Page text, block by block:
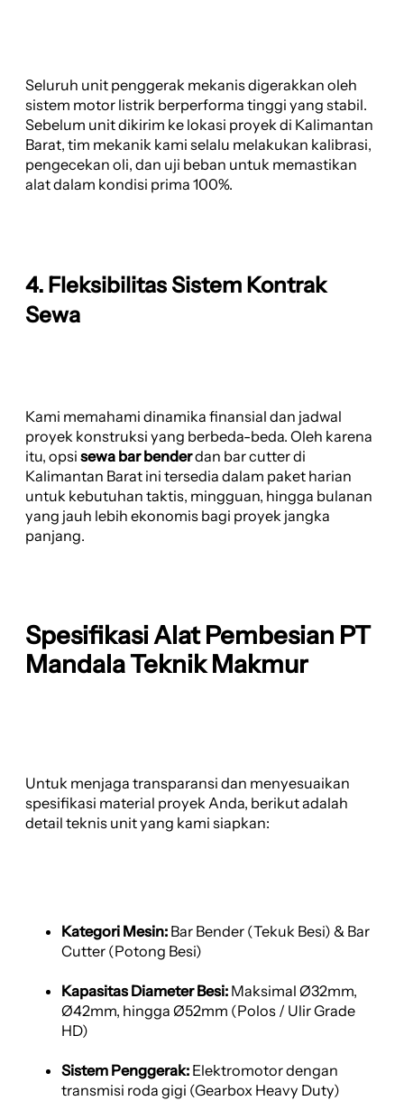
Seluruh unit penggerak mekanis digerakkan oleh
sistem motor listrik berperforma tinggi yang stabil.
Sebelum unit dikirim ke lokasi proyek di Kalimantan
Barat, tim mekanik kami selalu melakukan kalibrasi,
pengecekan oli, dan uji beban untuk memastikan
alat dalam kondisi prima 100%.
4. Fleksibilitas Sistem Kontrak
Sewa
Kami memahami dinamika finansial dan jadwal
proyek konstruksi yang berbeda-beda. Oleh karena
itu, opsi sewa bar benderdan bar cutter di
Kalimantan Barat ini tersedia dalam paket harian
untuk kebutuhan taktis, mingguan, hingga bulanan
yang jauh lebih ekonomis bagi proyek jangka
panjang.
Spesifikasi Alat Pembesian PT
Mandala Teknik Makmur
Untuk menjaga transparansi dan menyesuaikan
spesifikasi material proyek Anda, berikut adalah
detail teknis unit yang kami siapkan:
Kategori Mesin: Bar Bender (Tekuk Besi) & Bar
Cutter (Potong Besi)
Kapasitas Diameter Besi: Maksimal Ø32mm,
Ø42mm, hingga Ø52mm (Polos / Ulir Grade
HD)
Sistem Penggerak: Elektromotor dengan
transmisi roda gigi (Gearbox Heavy Duty)